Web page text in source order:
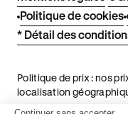
Politique de cookies
* Détail des
Politique de prix : nos
localisation
achetez comme détaillé